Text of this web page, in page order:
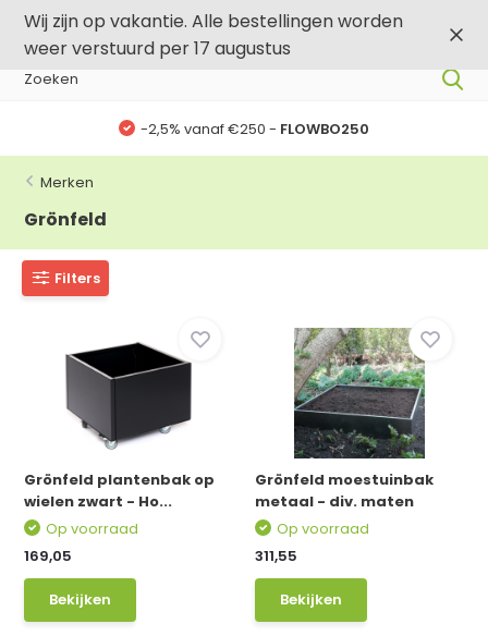
Wij zijn op vakantie. Alle bestellingen worden
weer verstuurd per 17 augustus
-,5% vanaf €500 -FLOWBO500
Merken
Grönfeld
Filters
Grönfeld plantenbak op
wielen zwart - Ho...
Op voorraad
169,05
Bekijken
Grönfeld moestuinbak
metaal - div. maten
Op voorraad
311,55
Bekijken